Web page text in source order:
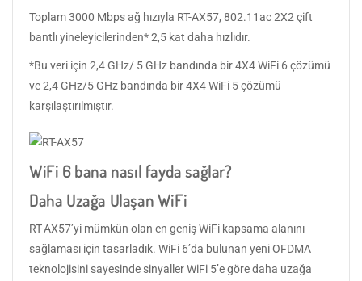
Toplam 3000 Mbps ağ hızıyla RT-AX57, 802.11ac 2X2 çift
bantlı yineleyicilerinden* 2,5 kat daha hızlıdır.
*Bu veri için 2,4 GHz/ 5 GHz bandında bir 4X4 WiFi 6 çözümü
ve 2,4 GHz/5 GHz bandında bir 4X4 WiFi 5 çözümü
karşılaştırılmıştır.
WiFi 6 bana nasıl fayda sağlar?
Daha Uzağa Ulaşan WiFi
RT-AX57’yi mümkün olan en geniş WiFi kapsama alanını
sağlaması için tasarladık. WiFi 6’da bulunan yeni OFDMA
teknolojisini sayesinde sinyaller WiFi 5’e göre daha uzağa